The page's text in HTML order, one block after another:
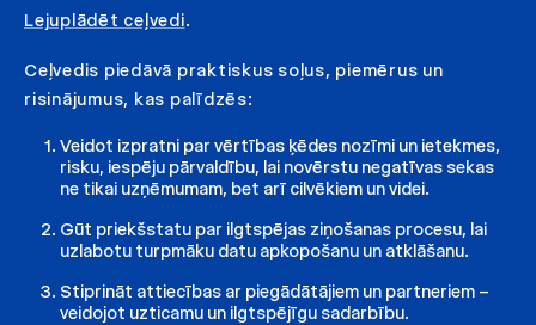
Lejuplādēt ceļvedi.
Ceļvedis piedāvā praktiskus soļus, piemērus un
risinājumus, kas palīdzēs:
Veidot izpratni par vērtības ķēdes nozīmi un ietekmes,
risku, iespēju pārvaldību, lai novērstu negatīvas sekas
ne tikai uzņēmumam, bet arī cilvēkiem un videi.
Gūt priekšstatu par ilgtspējas ziņošanas procesu, lai
uzlabotu turpmāku datu apkopošanu un atklāšanu.
Stiprināt attiecības ar piegādātājiem un partneriem –
veidojot uzticamu un ilgtspējīgu sadarbību.